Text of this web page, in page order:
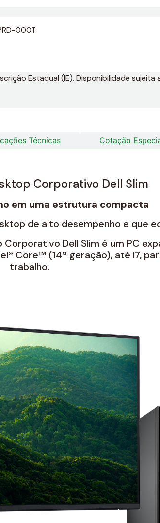
000T
Estadual (IE). Disponibilidade sujeita
Técnicas Cotação
Corporativo Dell Slim
em uma estrutura compacta
de alto desempenho e que
Dell Slim é um PC
Core™ (14ª geração), até i7,
trabalho.